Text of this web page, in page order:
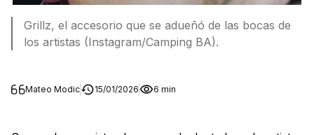
Grillz, el accesorio que se adueñó de las bocas de
los artistas (Instagram/Camping BA).
Mateo Modic 15/01/2026 6 min